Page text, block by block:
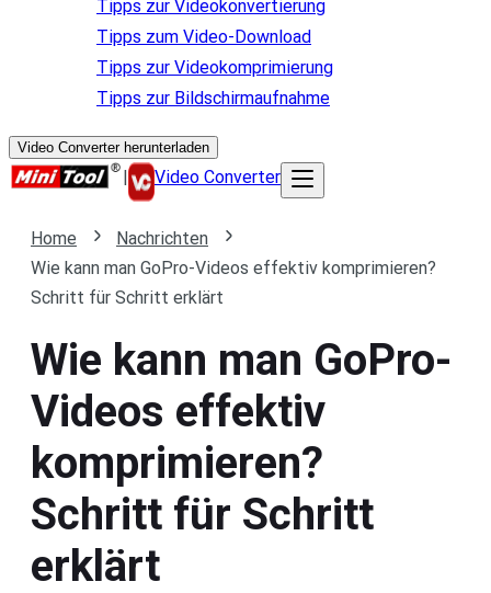
Tipps zur Videokonvertierung
Tipps zum Video-Download
Tipps zur Videokomprimierung
Tipps zur Bildschirmaufnahme
Video Converter herunterladen
| Video Converter
Home
Nachrichten
Wie kann man GoPro-Videos effektiv komprimieren?
Schritt für Schritt erklärt
Wie kann man GoPro-
Videos effektiv
komprimieren?
Schritt für Schritt
erklärt